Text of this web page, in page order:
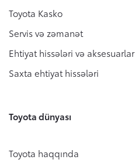
Toyota Kasko
Servis və zəmanət
Ehtiyat hissələri və aksesuarlar
Saxta ehtiyat hissələri
Toyota dünyası
Toyota haqqında